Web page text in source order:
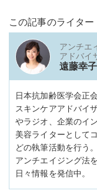
この記事のライター
アンチエ
アドバイ
遠藤幸子
日本抗加齢医学会正
スキンケアアドバイ
やラジオ、企業のイ
美容ライターとして
どの執筆活動を行う
アンチエイジング法
日々情報を発信中。